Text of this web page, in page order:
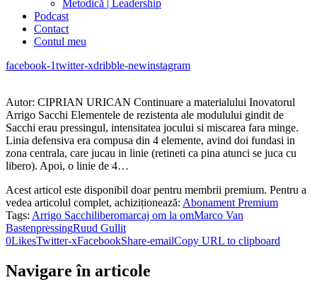
Metodică | Leadership
Podcast
Contact
Contul meu
facebook-1twitter-xdribble-newinstagram
Autor: CIPRIAN URICAN Continuare a materialului Inovatorul
Arrigo Sacchi Elementele de rezistenta ale modulului gindit de
Sacchi erau pressingul, intensitatea jocului si miscarea fara minge.
Linia defensiva era compusa din 4 elemente, avind doi fundasi in
zona centrala, care jucau in linie (retineti ca pina atunci se juca cu
libero). Apoi, o linie de 4…
Acest articol este disponibil doar pentru membrii premium. Pentru a
vedea articolul complet, achiziționează: Abonament Premium
Tags: Arrigo Sacchiliberomarcaj om la omMarco Van
BastenpressingRuud Gullit
0LikesTwitter-xFacebookShare-emailCopy URL to clipboard
Navigare în articole